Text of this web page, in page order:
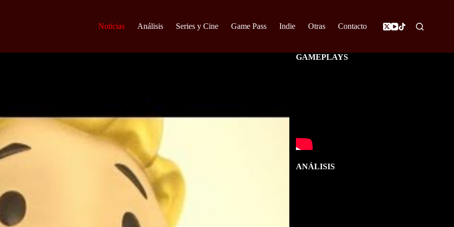
Noticias Análisis Series y Cine Game Pass Indie Otras Contacto
GAMEPLAYS
ANÁLISIS